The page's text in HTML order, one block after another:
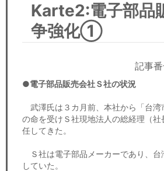
コンサルティング
リサーチ
労務顧問
ＩＴ
Karte2:電子部品
争強化①
記事
●電子部品販売会社Ｓ社の状況
武澤氏は３カ月前、本社から「台湾
の命を受けＳ社現地法人の総経理（社
任してきた。
Ｓ社は電子部品メーカーであり、台
していた。